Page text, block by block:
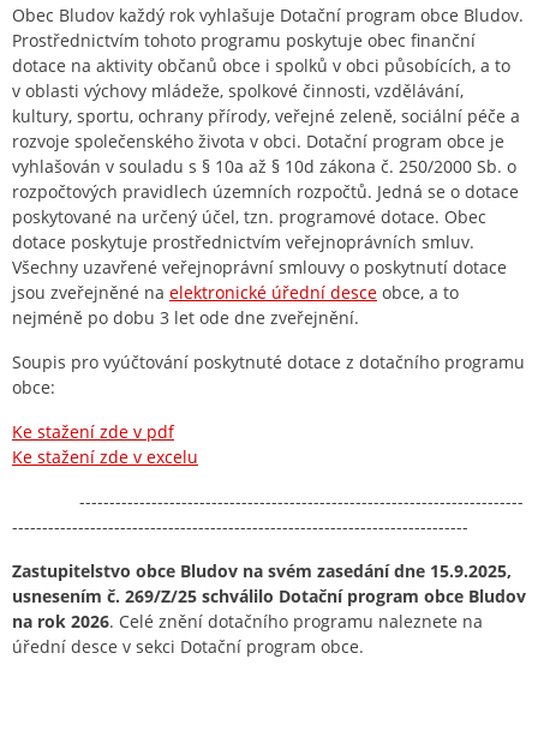
Obec Bludov každý rok vyhlašuje Dotační program obce Bludov.
Prostřednictvím tohoto programu poskytuje obec finanční
dotace na aktivity občanů obce i spolků v obci působících, a to
v oblasti výchovy mládeže, spolkové činnosti, vzdělávání,
kultury, sportu, ochrany přírody, veřejné zeleně, sociální péče a
rozvoje společenského života v obci. Dotační program obce je
vyhlašován v souladu s § 10a až § 10d zákona č. 250/2000 Sb. o
rozpočtových pravidlech územních rozpočtů. Jedná se o dotace
poskytované na určený účel, tzn. programové dotace. Obec
dotace poskytuje prostřednictvím veřejnoprávních smluv.
Všechny uzavřené veřejnoprávní smlouvy o poskytnutí dotace
jsou zveřejněné na elektronické úřední desce obce, a to
nejméně po dobu 3 let ode dne zveřejnění.
Soupis pro vyúčtování poskytnuté dotace z dotačního programu
obce:
Ke stažení zde v pdf
Ke stažení zde v excelu
--------------------------------------------------------------------------
----------------------------------------------------------------------------
Zastupitelstvo obce Bludov na svém zasedání dne 15.9.2025,
usnesením č. 269/Z/25 schválilo Dotační program obce Bludov
na rok 2026. Celé znění dotačního programu naleznete na
úřední desce v sekci Dotační program obce.